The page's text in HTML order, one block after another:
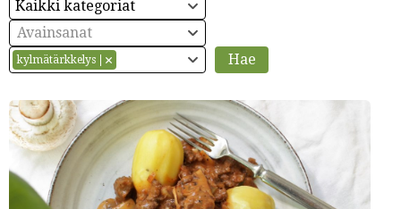
Kaikki kategoriat
Avainsanat
kylmätärkkelys